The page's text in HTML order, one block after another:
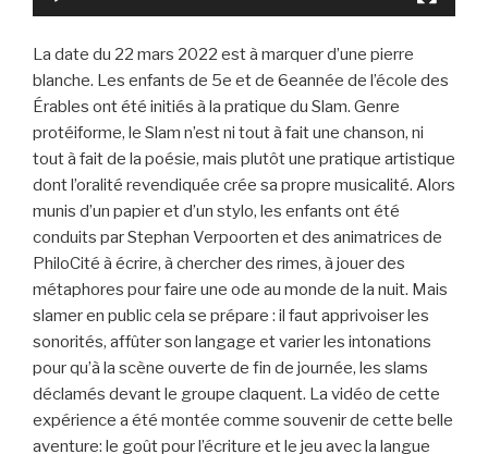
La date du 22 mars 2022 est à marquer d’une pierre
blanche. Les enfants de 5e et de 6eannée de l’école des
Érables ont été initiés à la pratique du Slam. Genre
protéiforme, le Slam n’est ni tout à fait une chanson, ni
tout à fait de la poésie, mais plutôt une pratique artistique
dont l’oralité revendiquée crée sa propre musicalité. Alors
munis d’un papier et d’un stylo, les enfants ont été
conduits par Stephan Verpoorten et des animatrices de
PhiloCité à écrire, à chercher des rimes, à jouer des
métaphores pour faire une ode au monde de la nuit. Mais
slamer en public cela se prépare : il faut apprivoiser les
sonorités, affûter son langage et varier les intonations
pour qu’à la scène ouverte de fin de journée, les slams
déclamés devant le groupe claquent. La vidéo de cette
expérience a été montée comme souvenir de cette belle
aventure: le goût pour l’écriture et le jeu avec la langue